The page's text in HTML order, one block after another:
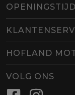
BEL
Maandag
Dinsdag
Woensdag
Donderdag
Vrijdag
HOFLAND
VOLG ONS